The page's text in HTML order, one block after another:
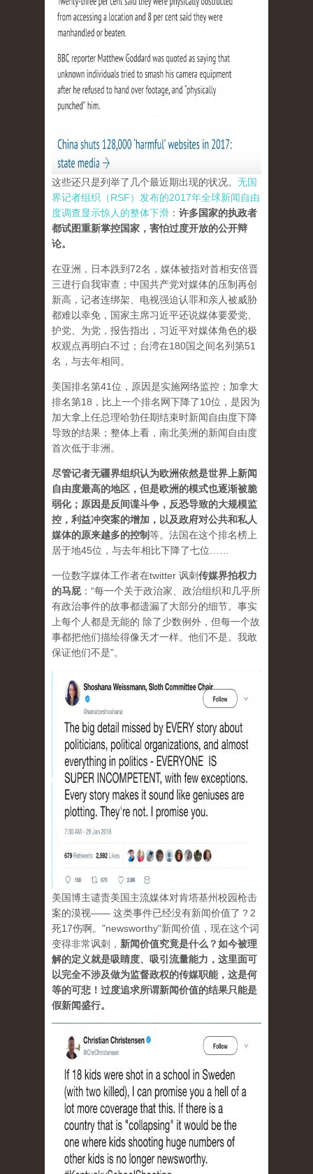
这些还只是列举了几个最近期出现的状况。 无国
界记者组织（RSF）发布的2017年全球新闻自由
度调查显示惊人的整体下滑 ： 许多国家的执政者
都试图重新掌控国家，害怕过度开放的公开辩
论。
在亚洲，日本跌到72名，媒体被指对首相安倍晋
三进行自我审查；中国共产党对媒体的压制再创
新高，记者连绑架、电视强迫认罪和亲人被威胁
都难以幸免，国家主席习近平还说媒体要爱党、
护党、为党，报告指出，习近平对媒体角色的极
权观点再明白不过；台湾在180国之间名列第51
名，与去年相同。
美国排名第41位，原因是实施网络监控；加拿大
排名第18，比上一个排名网下降了10位，是因为
加大拿上任总理哈勃任期结束时新闻自由度下降
导致的结果；整体上看，南北美洲的新闻自由度
首次低于非洲。
尽管记者无疆界组织认为欧洲依然是世界上新闻
自由度最高的地区，但是欧洲的模式也逐渐被脆
弱化；原因是反间谍斗争，反恐导致的大规模监
控，利益冲突案的增加，以及政府对公共和私人
媒体的原来越多的控制等。法国在这个排名榜上
居于地45位，与去年相比下降了七位……
一位数字媒体工作者在twitter 讽刺传媒界拍权力
的马屁：“每一个关于政治家、政治组织和几乎所
有政治事件的故事都遗漏了大部分的细节。事实
上每个人都是无能的 除了少数例外，但每一个故
事都把他们描绘得像天才一样。他们不是。我敢
保证他们不是”。
美国博主谴责美国主流媒体对肯塔基州校园枪击
案的漠视—— 这类事件已经没有新闻价值了？2
死17伤啊。"newsworthy"新闻价值，现在这个词
变得非常讽刺， 新闻价值究竟是什么？如今被理
解的定义就是吸睛度、吸引流量能力，这里面可
以完全不涉及做为监督政权的传媒职能，这是何
等的可悲！过度追求所谓新闻价值的结果只能是
假新闻盛行。